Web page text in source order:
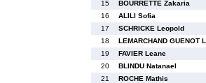
15
BOURRETTE Zakaria
16
ALILI Sofia
17
SCHRICKE Leopold
18
LEMARCHAND GUENOT
19
FAVIER Leane
20
BLINDU Natanael
21
ROCHE Mathis